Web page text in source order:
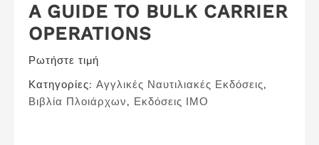
A GUIDE TO BULK CARRIER
OPERATIONS
Ρωτήστε τιμή
Κατηγορίες: Αγγλικές Ναυτιλιακές Εκδόσεις,
Βιβλία Πλοιάρχων, Εκδόσεις ΙΜΟ